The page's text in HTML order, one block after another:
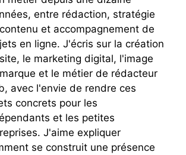
entre rédaction, stratégie
et accompagnement de
en ligne. J'écris sur la création
le marketing digital, l'image
et le métier de rédacteur
avec l'envie de rendre ces
concrets pour les
et les petites
J'aime expliquer
se construit une présence